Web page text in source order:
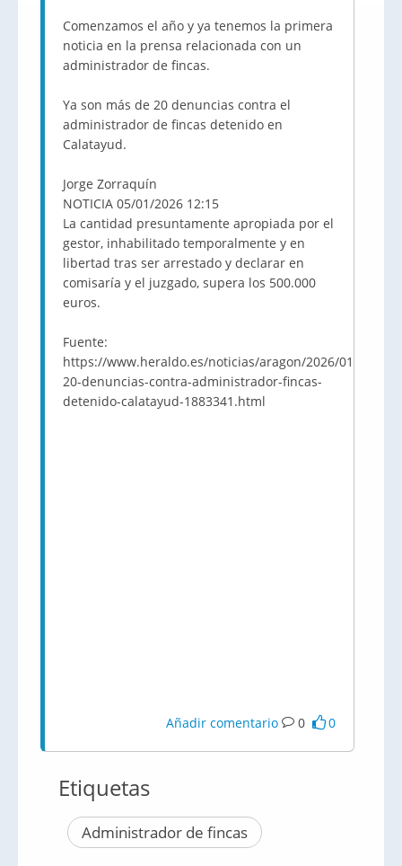
Comenzamos el año y ya tenemos la primera
noticia en la prensa relacionada con un
administrador de fincas.
Ya son más de 20 denuncias contra el
administrador de fincas detenido en
Calatayud.
Jorge Zorraquín
NOTICIA 05/01/2026 12:15
La cantidad presuntamente apropiada por el
gestor, inhabilitado temporalmente y en
libertad tras ser arrestado y declarar en
comisaría y el juzgado, supera los 500.000
euros.
Fuente:
https://www.heraldo.es/noticias/aragon/2026/01/05/
20-denuncias-contra-administrador-fincas-
detenido-calatayud-1883341.html
Añadir comentario 0 0
Etiquetas
Administrador de fincas